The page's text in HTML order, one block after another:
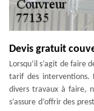
Devis gratuit
Lorsqu’il s’agit de
tarif des interventions.
divers travaux à faire,
s’assure d’offrir des